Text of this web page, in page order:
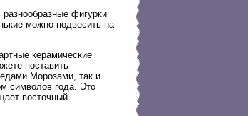
фигурки
можно подвесить на
керамические
поставить
Морозами, так и
символов года. Это
восточный